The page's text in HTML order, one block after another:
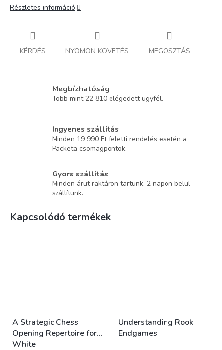
Részletes információ
KÉRDÉS NYOMON KÖVETÉS MEGOSZTÁS
Megbízhatóság
Több mint 22 810 elégedett ügyfél.
Ingyenes szállítás
Minden 19 990 Ft feletti rendelés esetén a
Packeta csomagpontok.
Gyors szállítás
Minden árut raktáron tartunk. 2 napon belül
szállítunk.
Kapcsolódó termékek
A Strategic Chess
Opening Repertoire for
White
Understanding Rook
Endgames